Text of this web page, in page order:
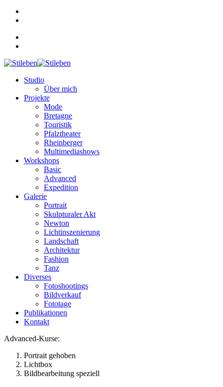
Studio
Über mich
Projekte
Mode
Bretagne
Touristik
Pfalztheater
Rheinberger
Multimediashows
Workshops
Basic
Advanced
Expedition
Galerie
Portrait
Skulpturaler Akt
Newton
Lichtinszenierung
Landschaft
Architektur
Fashion
Tanz
Diverses
Fotoshootings
Bildverkauf
Fototage
Publikationen
Kontakt
Advanced-Kurse:
Portrait gehoben
Lichtbox
Bildbearbeitung speziell